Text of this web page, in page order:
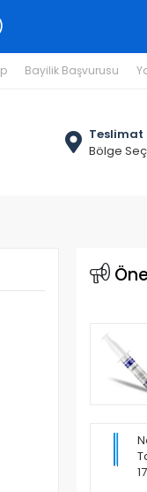
Bayilik Başvurusu
Teslimat
Bölge